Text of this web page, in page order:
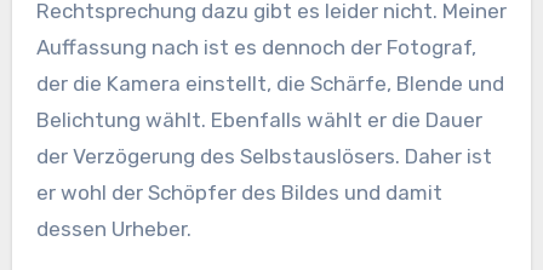
Rechtsprechung dazu gibt es leider nicht. Meiner
Auffassung nach ist es dennoch der Fotograf,
der die Kamera einstellt, die Schärfe, Blende und
Belichtung wählt. Ebenfalls wählt er die Dauer
der Verzögerung des Selbstauslösers. Daher ist
er wohl der Schöpfer des Bildes und damit
dessen Urheber.